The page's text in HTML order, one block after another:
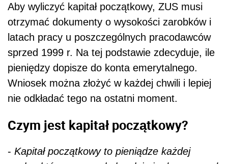
Aby wyliczyć kapitał początkowy, ZUS musi
otrzymać dokumenty o wysokości zarobków i
latach pracy u poszczególnych pracodawców
sprzed 1999 r. Na tej podstawie zdecyduje, ile
pieniędzy dopisze do konta emerytalnego.
Wniosek można złożyć w każdej chwili i lepiej
nie odkładać tego na ostatni moment.
Czym jest kapitał początkowy?
- Kapitał początkowy to pieniądze każdej